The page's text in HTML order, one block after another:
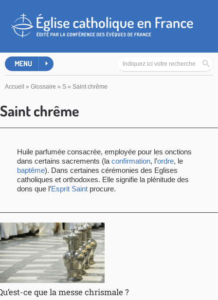
MENU
Accueil » Glossaire » S » Saint chrême
Saint chrême
Huile parfumée consacrée, employée pour les onctions
dans certains sacrements (laconfirmation, l’ordre, le
baptême). Dans certaines cérémonies des Eglises
catholiques et orthodoxes. Elle signifie la plénitude des
dons que l’Esprit Saint procure.
ce que la messe chrismale ?